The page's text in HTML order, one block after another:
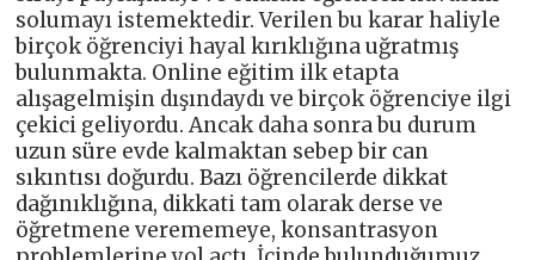
solumayı istemektedir. Verilen bu karar haliyle
birçok öğrenciyi hayal kırıklığına uğratmış
bulunmakta. Online eğitim ilk etapta
alışagelmişin dışındaydı ve birçok öğrenciye ilgi
çekici geliyordu. Ancak daha sonra bu durum
uzun süre evde kalmaktan sebep bir can
sıkıntısı doğurdu. Bazı öğrencilerde dikkat
dağınıklığına, dikkati tam olarak derse ve
öğretmene verememeye, konsantrasyon